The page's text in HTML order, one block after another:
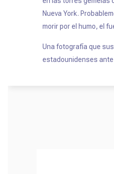
Nueva York.
morir por el humo, el
Una fotografía que
estadounidenses